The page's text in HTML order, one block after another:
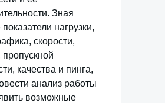
Зная
нагрузки,
скорости,
качества и пинга,
анализ работы
возможные